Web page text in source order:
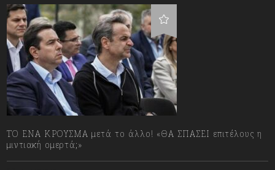
ΤΟ ΕΝΑ ΚΡΟΥΣΜΑ μετά το άλλο! «ΘΑ ΣΠΑΣΕΙ επιτέλους η
μιντιακή ομερτά;»